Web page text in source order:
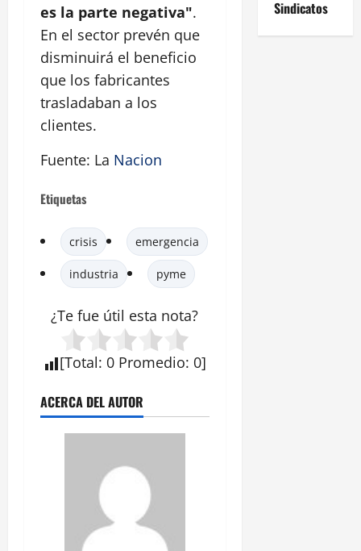
es la parte negativa".
En el sector prevén que
disminuirá el beneficio
que los fabricantes
trasladaban a los
clientes.
Fuente: La Nacion
Etiquetas
crisis emergencia
industria pyme
¿Te fue útil esta nota?
[Total: 0 Promedio: 0]
ACERCA DEL AUTOR
Sindicatos